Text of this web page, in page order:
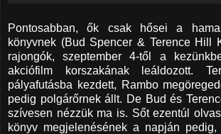
Pontosabban, ők csak hősei a
könyvnek (Bud Spencer & Terence Hill
rajongók, szeptember 4-től a
akciófilm korszakának leáldozott.
pályafutásba kezdett, Rambo
pedig polgárőrnek állt. De Bud és
szívesen nézzük ma is. Sőt ezentúl
könyv megjelenésének a napján